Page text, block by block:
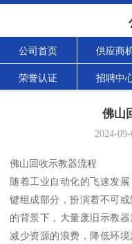
公司首页 供应商
荣誉认证 招聘中
佛山
2024-09-
佛山回收示教器流程
随着工业自动化的飞速发
键组成部分，扮演着不可
的背景下，大量废旧示教
减少资源的浪费，降低环